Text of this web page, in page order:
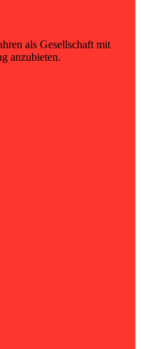
als Gesellschaft mit
anzubieten.